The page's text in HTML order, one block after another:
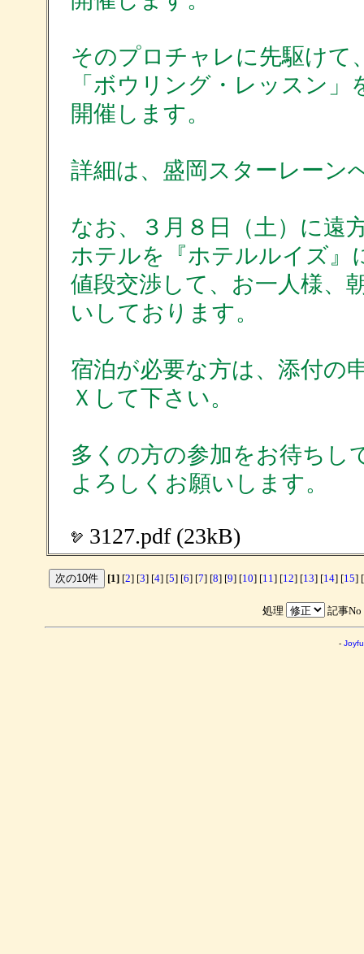
そのプロチャレに先駆けて
「ボウリング・レッスン」
開催します。
詳細は、盛岡スターレーン
なお、３月８日（土）に遠
ホテルを『ホテルルイズ』
値段交渉して、お一人様、
いしております。
宿泊が必要な方は、添付の
Ｘして下さい。
多くの方の参加をお待ちし
よろしくお願いします。
3127.pdf (23kB)
[1][2] [3] [4] [5] [6] [7] [8] [9] [10] [11] [12] [13] [14] [15] [
処理 記事No
-